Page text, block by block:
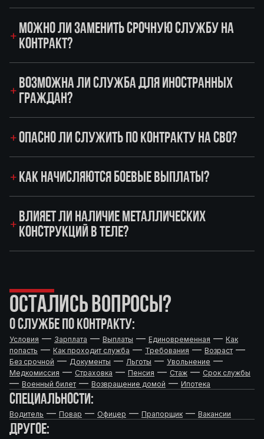
МОЖНО ЛИ ЗАМЕНИТЬ СРОЧНУЮ СЛУЖБУ НА
КОНТРАКТ?
ВОЗМОЖНА ЛИ СЛУЖБА ДЛЯ ИНОСТРАННЫХ
ГРАЖДАН?
ОПАСНО ЛИ СЛУЖИТЬ ПО КОНТРАКТУ НА СВО?
КАК НАЧИСЛЯЮТСЯ БОЕВЫЕ ВЫПЛАТЫ?
ВЛИЯЕТ ЛИ НАЛИЧИЕ МЕТАЛЛИЧЕСКИХ
КОНСТРУКЦИЙ В ТЕЛЕ?
ОСТАЛИСЬ ВОПРОСЫ?
О СЛУЖБЕ ПО КОНТРАКТУ:
Условия — Зарплата — Выплаты — Единовременная — Как
попасть — Как проходит служба — Требования — Возраст —
Без срочной — Документы — Льготы — Увольнение —
Медкомиссия — Страховка — Пенсия — Стаж — Срок службы
— Военный билет — Возвращение домой — Ипотека
СПЕЦИАЛЬНОСТИ:
Водитель — Повар — Офицер — Прапорщик — Вакансии
ДРУГОЕ: